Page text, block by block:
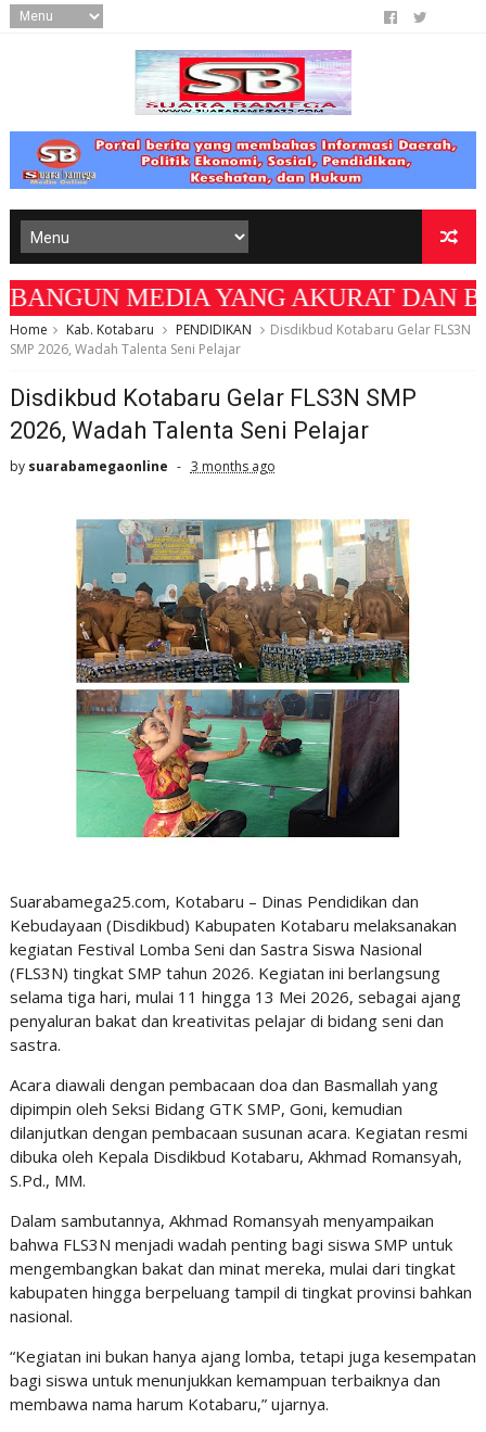
MEDIA YANG AKURAT DAN
Home Kab. Kotabaru PENDIDIKAN
Disdikbud Kotabaru Gelar FLS3N
SMP 2026, Wadah Talenta Seni Pelajar
Disdikbud Kotabaru Gelar FLS3N SMP
2026, Wadah Talenta Seni Pelajar
by suarabamegaonline 3 months ago
Suarabamega25.com, Kotabaru – Dinas Pendidikan dan
Kebudayaan (Disdikbud) Kabupaten Kotabaru melaksanakan
kegiatan Festival Lomba Seni dan Sastra Siswa Nasional
(FLS3N) tingkat SMP tahun 2026. Kegiatan ini berlangsung
selama tiga hari, mulai 11 hingga 13 Mei 2026, sebagai ajang
penyaluran bakat dan kreativitas pelajar di bidang seni dan
sastra.
Acara diawali dengan pembacaan doa dan Basmallah yang
dipimpin oleh Seksi Bidang GTK SMP, Goni, kemudian
dilanjutkan dengan pembacaan susunan acara. Kegiatan resmi
dibuka oleh Kepala Disdikbud Kotabaru, Akhmad Romansyah,
S.Pd., MM.
Dalam sambutannya, Akhmad Romansyah menyampaikan
bahwa FLS3N menjadi wadah penting bagi siswa SMP untuk
mengembangkan bakat dan minat mereka, mulai dari tingkat
kabupaten hingga berpeluang tampil di tingkat provinsi bahkan
nasional.
“Kegiatan ini bukan hanya ajang lomba, tetapi juga kesempatan
bagi siswa untuk menunjukkan kemampuan terbaiknya dan
membawa nama harum Kotabaru,” ujarnya.